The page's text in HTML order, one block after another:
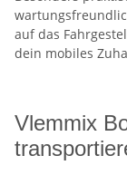
auf das
dein mobiles
Vlemmix